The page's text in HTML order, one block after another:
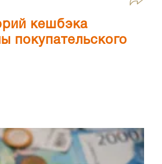
кешбэка
покупательского